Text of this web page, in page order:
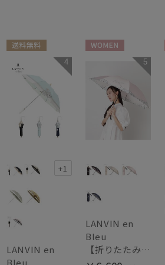
WOMEN
4
+1
LANVIN en
Bleu
5
LANVIN en
Bleu
【折りたたみ雨傘】ランバン オン ブルー（LANVIN en Bleu）デイジーリボン クイックアーチ 簡単開閉